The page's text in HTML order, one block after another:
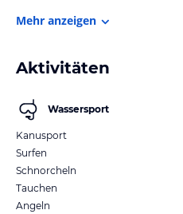
Mehr anzeigen
Aktivitäten
Wassersport
Kanusport
Surfen
Schnorcheln
Tauchen
Angeln